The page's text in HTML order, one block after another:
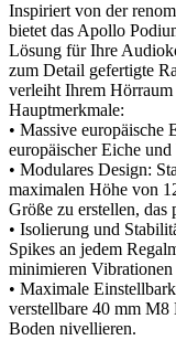
Inspiriert von der
bietet das Apollo
Lösung für Ihre
zum Detail gefertigte
verleiht Ihrem
Hauptmerkmale:
• Massive europäische
europäischer Eiche
• Modulares Design:
maximalen Höhe von
Größe zu erstellen, das
• Isolierung und
Spikes an jedem
minimieren
• Maximale
verstellbare 40 mm M8
Boden nivellieren.